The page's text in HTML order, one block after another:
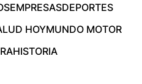
EMPRESASDEPORTES
HOYMUNDO MOTOR
HISTORIA